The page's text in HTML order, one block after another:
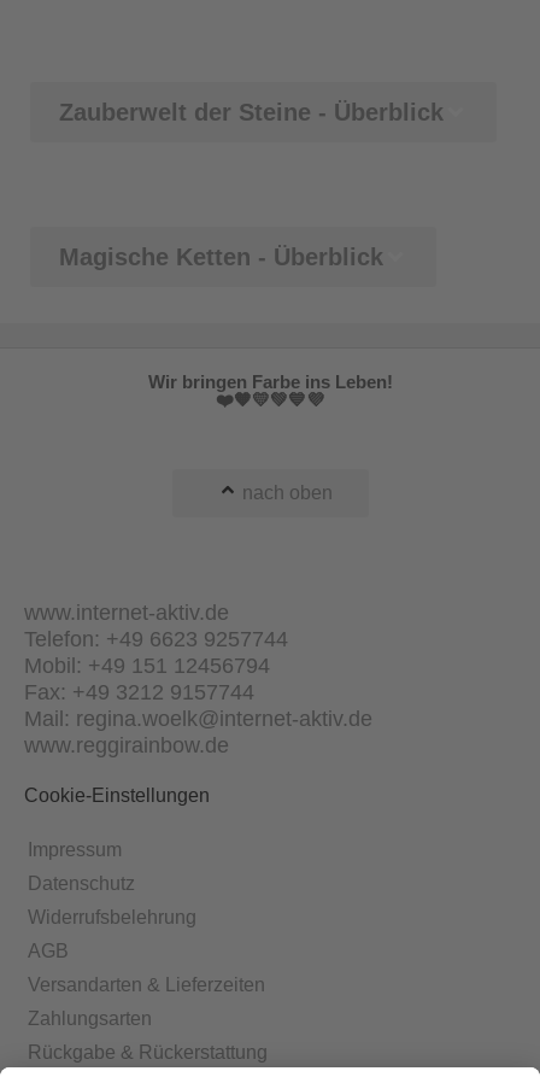
Zauberwelt der Steine - Überblick
Magische Ketten - Überblick
Wir bringen Farbe ins Leben!
❤️🧡💛💚💙💜
nach oben
www.internet-aktiv.de
Telefon: +49 6623 9257744
Mobil: +49 151 12456794
Fax: +49 3212 9157744
Mail: regina.woelk@internet-aktiv.de
www.reggirainbow.de
Cookie-Einstellungen
Impressum
Datenschutz
Widerrufsbelehrung
AGB
Versandarten & Lieferzeiten
Zahlungsarten
Rückgabe & Rückerstattung